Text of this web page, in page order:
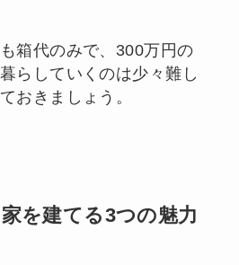
箱代のみで、300万円の
らしていくのは少々難し
おきましょう。
を建てる3つの魅力